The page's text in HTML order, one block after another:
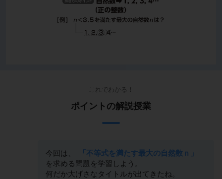
これでわかる！
ポイントの解説授業
今回は、
「不等式を満たす最大の自然数ｎ」
を求める問題を学習しよう。
何だか大げさなタイトルが出てきたね。